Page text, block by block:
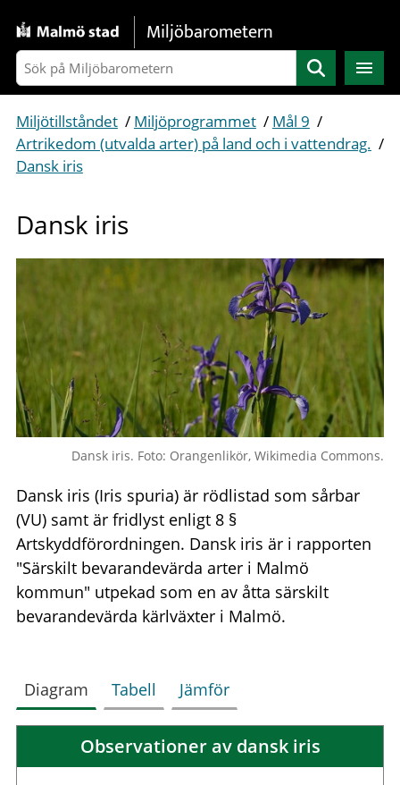
Gå direkt till sidans innehåll
Miljöbarometern
Sök
Miljötillståndet / Miljöprogrammet / Mål 9 /
Artrikedom (utvalda arter) på land och i vattendrag. /
Dansk iris
Dansk iris
Dansk iris. Foto: Orangenlikör, Wikimedia Commons.
Dansk iris (Iris spuria) är rödlistad som sårbar
(VU) samt är fridlyst enligt 8 §
Artskyddförordningen. Dansk iris är i rapporten
"Särskilt bevarandevärda arter i Malmö
kommun" utpekad som en av åtta särskilt
bevarandevärda kärlväxter i Malmö.
Diagram Tabell Jämför
Observationer av dansk iris